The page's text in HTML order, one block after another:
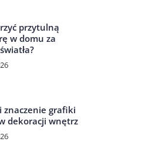
przytulną
w domu za
znaczenie grafiki
dekoracji wnętrz